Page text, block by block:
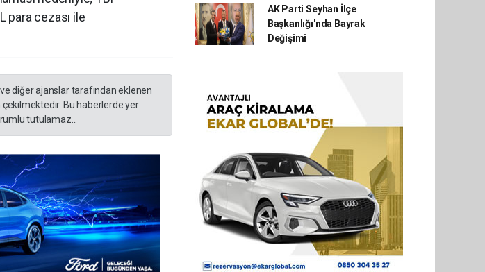
para cezası ile
diğer ajanslar tarafından eklenen
Bu haberlerde yer
tutulamaz...
AK Parti Seyhan İlçe
Başkanlığı'nda Bayrak
Değişimi